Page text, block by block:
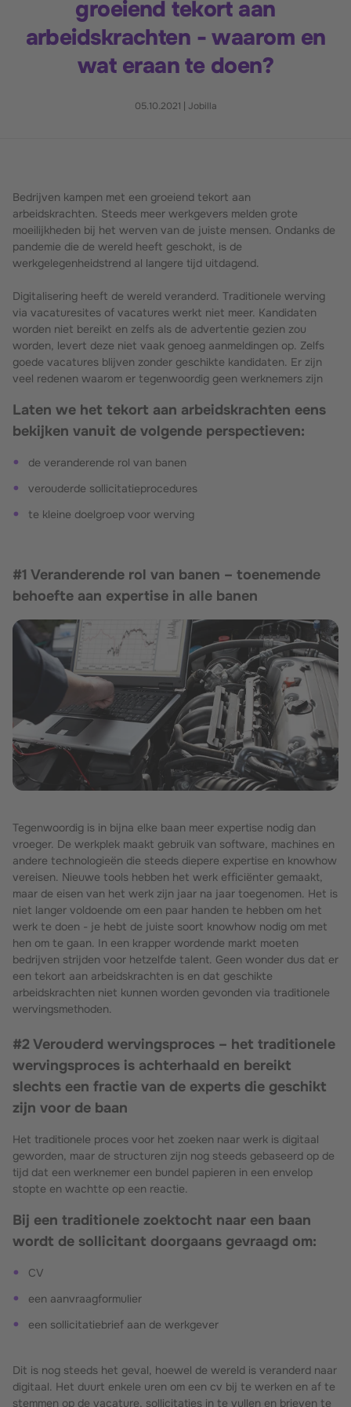
groeiend tekort aan
arbeidskrachten - waarom en
wat eraan te doen?
05.10.2021 Jobilla
Bedrijven kampen met een groeiend tekort aan
arbeidskrachten. Steeds meer werkgevers melden grote
moeilijkheden bij het werven van de juiste mensen. Ondanks de
pandemie die de wereld heeft geschokt, is de
werkgelegenheidstrend al langere tijd uitdagend.
Digitalisering heeft de wereld veranderd. Traditionele werving
via vacaturesites of vacatures werkt niet meer. Kandidaten
worden niet bereikt en zelfs als de advertentie gezien zou
worden, levert deze niet vaak genoeg aanmeldingen op. Zelfs
goede vacatures blijven zonder geschikte kandidaten. Er zijn
veel redenen waarom er tegenwoordig geen werknemers zijn
Laten we het tekort aan arbeidskrachten eens
bekijken vanuit de volgende perspectieven:
de veranderende rol van banen
verouderde sollicitatieprocedures
te kleine doelgroep voor werving
#1 Veranderende rol van banen – toenemende
behoefte aan expertise in alle banen
Tegenwoordig is in bijna elke baan meer expertise nodig dan
vroeger. De werkplek maakt gebruik van software, machines en
andere technologieën die steeds diepere expertise en knowhow
vereisen. Nieuwe tools hebben het werk efficiënter gemaakt,
maar de eisen van het werk zijn jaar na jaar toegenomen. Het is
niet langer voldoende om een paar handen te hebben om het
werk te doen - je hebt de juiste soort knowhow nodig om met
hen om te gaan. In een krapper wordende markt moeten
bedrijven strijden voor hetzelfde talent. Geen wonder dus dat er
een tekort aan arbeidskrachten is en dat geschikte
arbeidskrachten niet kunnen worden gevonden via traditionele
wervingsmethoden.
#2 Verouderd wervingsproces – het traditionele
wervingsproces is achterhaald en bereikt
slechts een fractie van de experts die geschikt
zijn voor de baan
Het traditionele proces voor het zoeken naar werk is digitaal
geworden, maar de structuren zijn nog steeds gebaseerd op de
tijd dat een werknemer een bundel papieren in een envelop
stopte en wachtte op een reactie.
Bij een traditionele zoektocht naar een baan
wordt de sollicitant doorgaans gevraagd om:
CV
een aanvraagformulier
een sollicitatiebrief aan de werkgever
Dit is nog steeds het geval, hoewel de wereld is veranderd naar
digitaal. Het duurt enkele uren om een cv bij te werken en af te
stemmen op de vacature, sollicitaties in te vullen en brieven te